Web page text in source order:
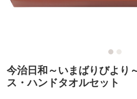
今治日和～いまばりびよ
ス・ハンドタオルセット